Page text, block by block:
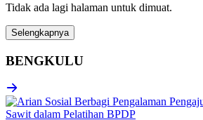
Tidak ada lagi halaman untuk dimuat.
Selengkapnya
BENGKULU